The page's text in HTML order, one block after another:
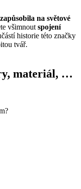
zapůsobila na světové
všimnout spojení
historie této značky
tvář.
materiál, …